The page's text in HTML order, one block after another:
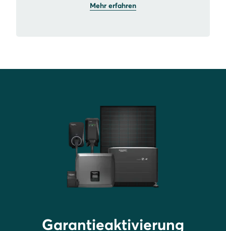
Mehr erfahren
Garantieaktivierung